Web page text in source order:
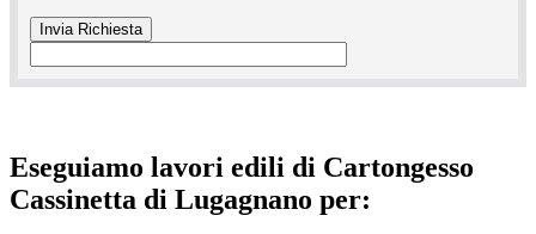
Eseguiamo lavori edili di Cartongesso
Cassinetta di Lugagnano per: